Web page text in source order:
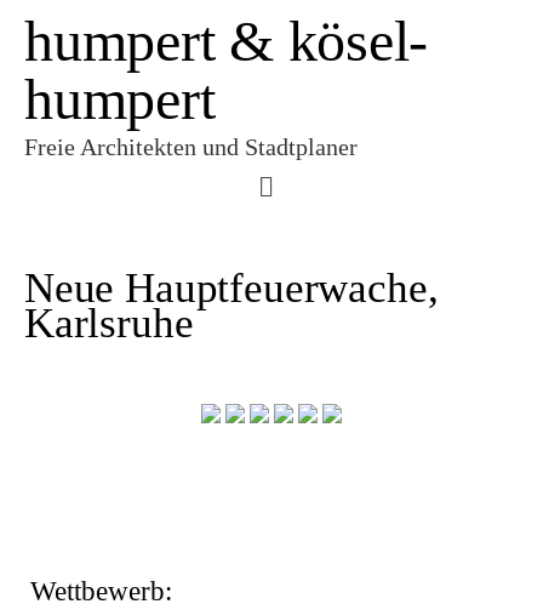
humpert & kösel-
humpert
Freie Architekten und Stadtplaner
Neue Hauptfeuerwache,
Karlsruhe
Wettbewerb: